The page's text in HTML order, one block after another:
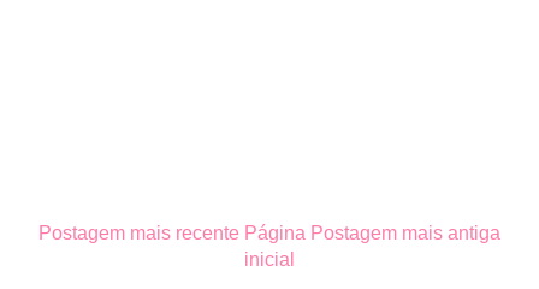
Postagem mais recente Postagem mais antiga
Página
inicial